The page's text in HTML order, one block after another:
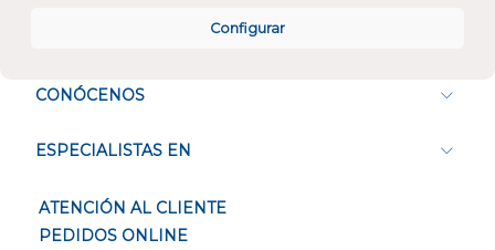
Configurar
CONÓCENOS
ESPECIALISTAS EN
ATENCIÓN AL CLIENTE
PEDIDOS ONLINE